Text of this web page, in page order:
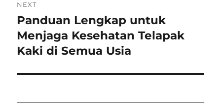
NEXT
Next
post:
Panduan Lengkap untuk
Menjaga Kesehatan Telapak
Kaki di Semua Usia